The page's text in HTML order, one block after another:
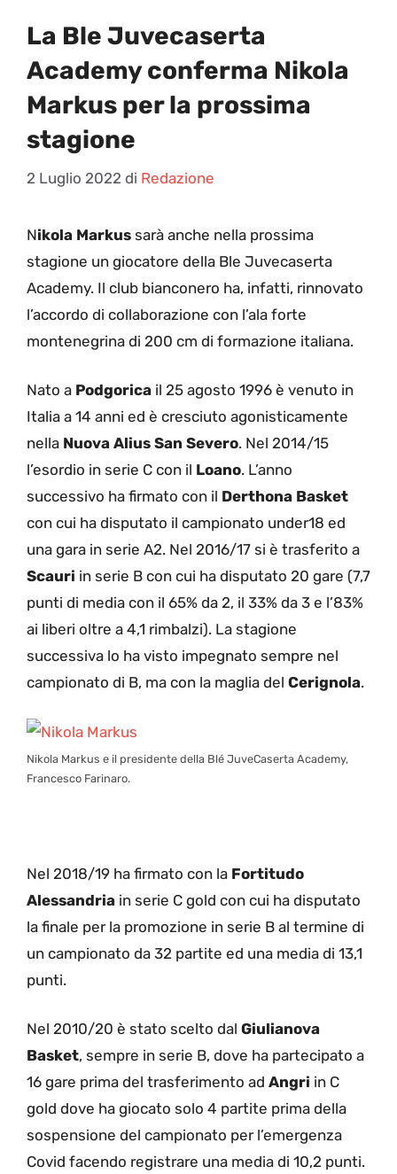
La Ble Juvecaserta
Academy conferma Nikola
Markus per la prossima
stagione
2 Luglio 2022 di Redazione
Nikola Markus sarà anche nella prossima
stagione un giocatore della Ble Juvecaserta
Academy. Il club bianconero ha, infatti, rinnovato
l’accordo di collaborazione con l’ala forte
montenegrina di 200 cm di formazione italiana.
Nato a Podgorica il 25 agosto 1996 è venuto in
Italia a 14 anni ed è cresciuto agonisticamente
nella Nuova Alius San Severo. Nel 2014/15
l’esordio in serie C con il Loano. L’anno
successivo ha firmato con il Derthona Basket
con cui ha disputato il campionato under18 ed
una gara in serie A2. Nel 2016/17 si è trasferito a
Scauri in serie B con cui ha disputato 20 gare (7,7
punti di media con il 65% da 2, il 33% da 3 e l’83%
ai liberi oltre a 4,1 rimbalzi). La stagione
successiva lo ha visto impegnato sempre nel
campionato di B, ma con la maglia del Cerignola.
Nikola Markus e il presidente della Blé JuveCaserta Academy,
Francesco Farinaro.
Nel 2018/19 ha firmato con la Fortitudo
Alessandria in serie C gold con cui ha disputato
la finale per la promozione in serie B al termine di
un campionato da 32 partite ed una media di 13,1
punti.
Nel 2010/20 è stato scelto dal Giulianova
Basket, sempre in serie B, dove ha partecipato a
16 gare prima del trasferimento ad Angri in C
gold dove ha giocato solo 4 partite prima della
sospensione del campionato per l’emergenza
Covid facendo registrare una media di 10,2 punti.